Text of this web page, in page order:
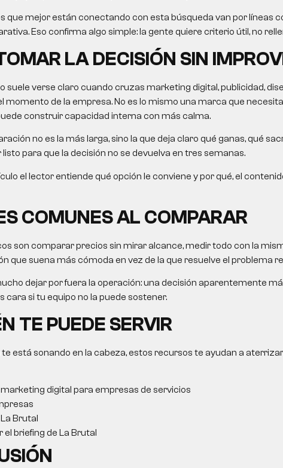
que mejor están conectando con esta búsqueda van por líneas
Eso confirma algo simple: la gente quiere criterio útil, no
LA DECISIÓN SIN
suele verse claro cuando cruzas marketing digital, publicidad,
momento de la empresa. No es lo mismo una marca que
construir capacidad interna con más calma.
no es la más larga, sino la que deja claro qué ganas, qué
para que la decisión no se devuelva en tres semanas.
el lector entiende qué opción le conviene y por qué, el
COMUNES AL COMPARAR
son comparar precios sin mirar alcance, medir todo con la
que suena más cómoda en vez de la que resuelve el problema
dejar por fuera la operación: una decisión aparentemente
cara si tu equipo no la puede sostener.
TE PUEDE SERVIR
está sonando en la cabeza, estos recursos te ayudan a
marketing digital para empresas de servicios
Brutal
briefing de La Brutal